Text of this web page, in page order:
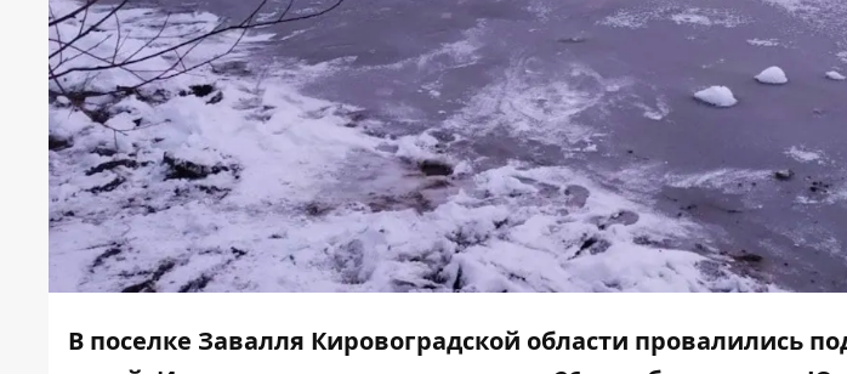
В поселке Завалля Кировоградской области провалились